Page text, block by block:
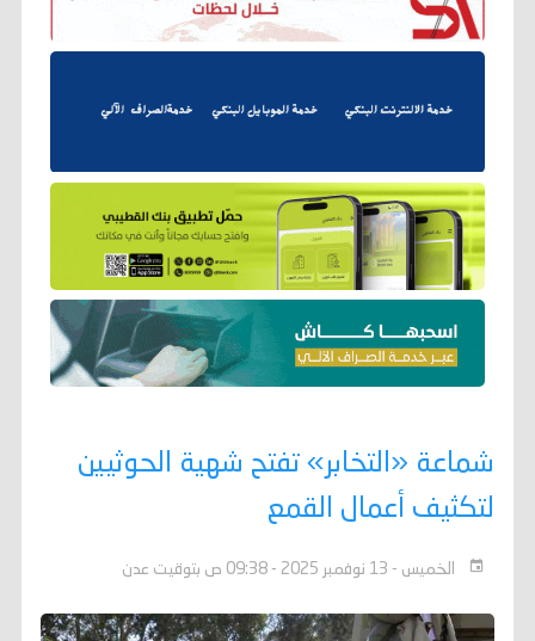
شماعة «التخابر» تفتح شهية الحوثيين
لتكثيف أعمال القمع
الخميس - 13 نوفمبر 2025 - 09:38 ص بتوقيت عدن